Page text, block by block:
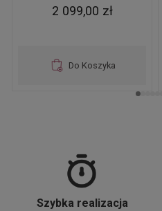
2 099,00 zł
Do Koszyka
Szybka realizacja